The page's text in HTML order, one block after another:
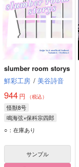
slumber room storys
鮮彩工房 / 美谷詩音
944 円 （税込）
怪獣8号
鳴海弦×保科宗四郎
鳴海弦
保科宗四郎
○：在庫あり
サンプル